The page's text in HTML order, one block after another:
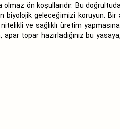
olmaz ön koşullarıdır. Bu
geleceğimizi koruyun. Bir
ve sağlıklı üretim
topar hazırladığınız bu